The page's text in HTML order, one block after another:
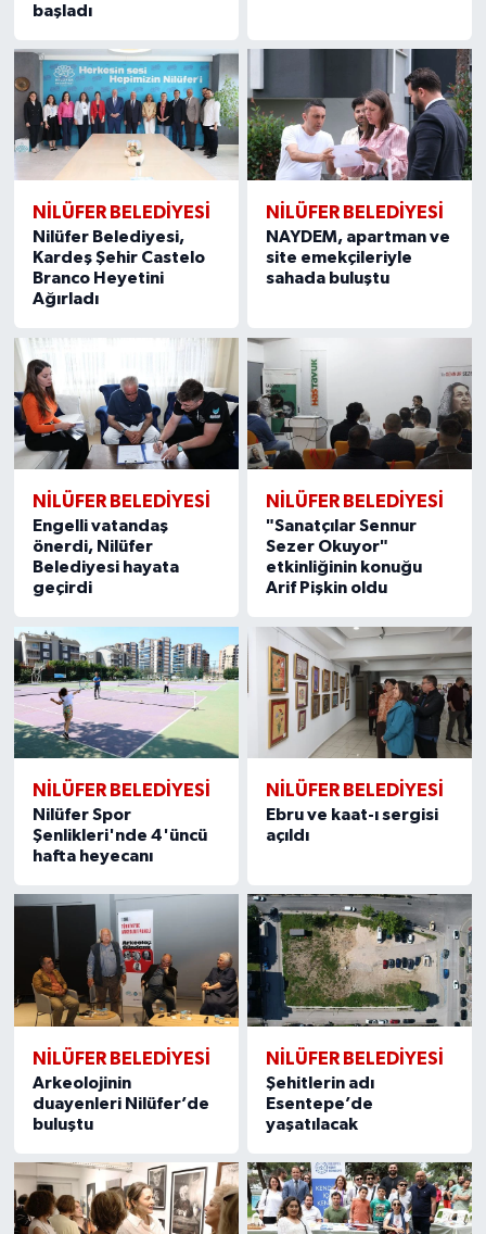
başladı
NİLÜFER BELEDİYESİ
Nilüfer Belediyesi,
Kardeş Şehir Castelo
Branco Heyetini
Ağırladı
NİLÜFER BELEDİYESİ
NAYDEM, apartman ve
site emekçileriyle
sahada buluştu
NİLÜFER BELEDİYESİ
Engelli vatandaş
önerdi, Nilüfer
Belediyesi hayata
geçirdi
NİLÜFER BELEDİYESİ
"Sanatçılar Sennur
Sezer Okuyor"
etkinliğinin konuğu
Arif Pişkin oldu
NİLÜFER BELEDİYESİ
Nilüfer Spor
Şenlikleri'nde 4'üncü
hafta heyecanı
NİLÜFER BELEDİYESİ
Ebru ve kaat-ı sergisi
açıldı
NİLÜFER BELEDİYESİ
Arkeolojinin
duayenleri Nilüfer’de
buluştu
NİLÜFER BELEDİYESİ
Şehitlerin adı
Esentepe’de
yaşatılacak